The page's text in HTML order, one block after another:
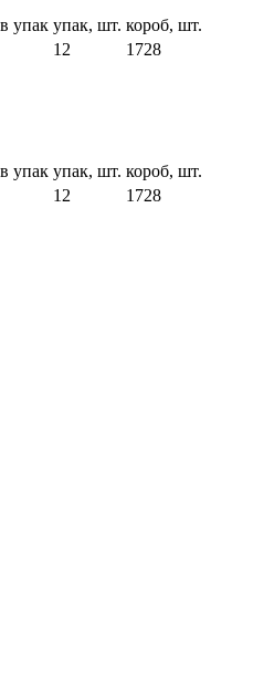
упак упак, шт. короб, шт.
12
1728
упак упак, шт. короб, шт.
12
1728